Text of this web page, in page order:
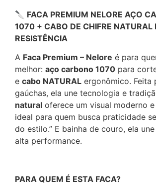
🔪 FACA PREMIUM NELORE AÇO
1070 + CABO DE CHIFRE NATURAL
RESISTÊNCIA
A Faca Premium – Nelore é para
melhor: aço carbono 1070 para
e cabo NATURAL ergonômico. Feita
gaúchas, ela une tecnologia e
natural oferece um visual moderno
ideal para quem busca praticidade
do estilo.” E bainha de couro, ela
alta performance.
PARA QUEM É ESTA FACA?